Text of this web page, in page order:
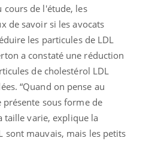
cours de l'étude, les
de savoir si les avocats
les particules de LDL
a constaté une réduction
de cholestérol LDL
“Quand on pense au
sous forme de
taille varie, explique la
sont mauvais, mais les petits